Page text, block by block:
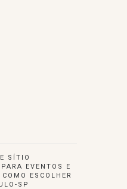
SÍTIO
EVENTOS E
ESCOLHER
SP